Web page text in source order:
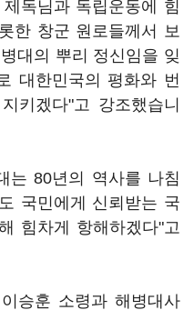
독님과 독립운동에 힘
한 창군 원로들께서 보
대의 뿌리 정신임을 잊
대한민국의 평화와 번
키겠다"고 강조했습니
는 80년의 역사를 나침
국민에게 신뢰받는 국
힘차게 항해하겠다"고
승훈 소령과 해병대사